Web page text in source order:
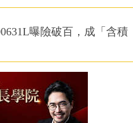
曝險破百，成「含積